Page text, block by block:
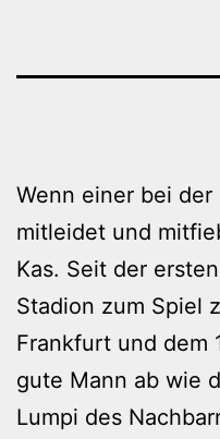
Wenn einer bei der
mitleidet und
Kas. Seit der
Stadion zum Spiel
Frankfurt und dem
gute Mann ab wie
Lumpi des